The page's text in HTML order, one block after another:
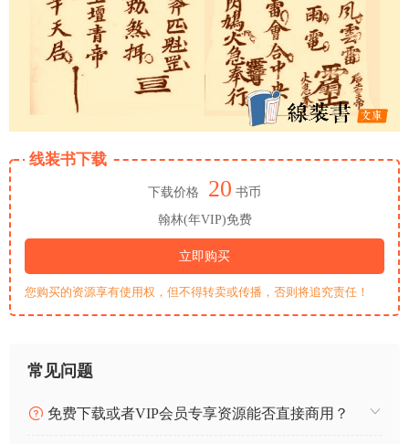
线装书下载
下载价格 20 书币
翰林(年VIP)免费
立即购买
您购买的资源享有使用权，但不得转卖或传播，否则将追究责任！
常见问题
免费下载或者VIP会员专享资源能否直接商用？